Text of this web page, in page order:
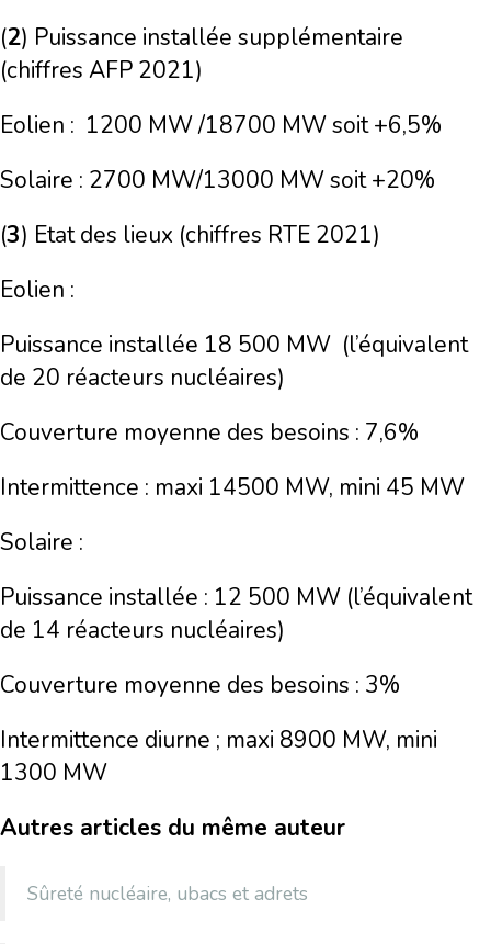
(2) Puissance installée supplémentaire
(chiffres AFP 2021)
Eolien : 1200 MW /18700 MW soit +6,5%
Solaire : 2700 MW/13000 MW soit +20%
(3) Etat des lieux (chiffres RTE 2021)
Eolien :
Puissance installée 18 500 MW (l’équivalent
de 20 réacteurs nucléaires)
Couverture moyenne des besoins : 7,6%
Intermittence : maxi 14500 MW, mini 45 MW
Solaire :
Puissance installée : 12 500 MW (l’équivalent
de 14 réacteurs nucléaires)
Couverture moyenne des besoins : 3%
Intermittence diurne ; maxi 8900 MW, mini
1300 MW
Autres articles du même auteur
Sûreté nucléaire, ubacs et adrets